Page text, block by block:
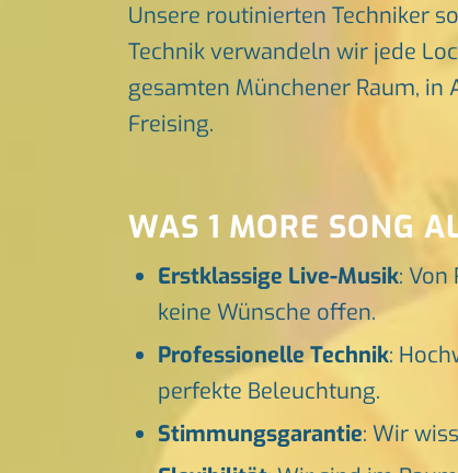
Unsere routinierten Techniker
Technik verwandeln wir jede
gesamten Münchener Raum,
Freising.
WAS 1 MORE SONG
Erstklassige Live-Musik: Von
keine Wünsche offen.
Professionelle Technik:
perfekte Beleuchtung.
Stimmungsgarantie: Wir